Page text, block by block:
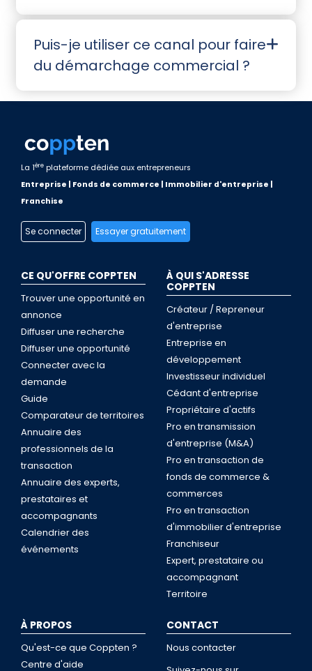
Puis-je utiliser ce canal pour faire
du démarchage commercial ?
La 1ère plateforme dédiée aux entrepreneurs
Entreprise | Fonds de commerce | Immobilier d'entreprise |
Franchise
Se connecter Essayer gratuitement
CE QU'OFFRE COPPTEN
Trouver une opportunité en
annonce
Diffuser une recherche
Diffuser une opportunité
Connecter avec la
demande
Guide
Comparateur de territoires
Annuaire des
professionnels de la
transaction
Annuaire des experts,
prestataires et
accompagnants
Calendrier des
événements
À QUI S'ADRESSE
COPPTEN
Créateur / Repreneur
d'entreprise
Entreprise en
développement
Investisseur individuel
Cédant d'entreprise
Propriétaire d'actifs
Pro en transmission
d'entreprise (M&A)
Pro en transaction de
fonds de commerce &
commerces
Pro en transaction
d'immobilier d'entreprise
Franchiseur
Expert, prestataire ou
accompagnant
Territoire
À PROPOS
Qu'est-ce que Coppten ?
Centre d'aide
CONTACT
Nous contacter